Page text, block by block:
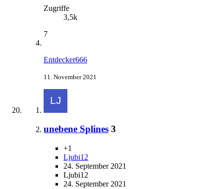
Zugriffe
3,5k
7
Entdecker666
11. November 2021
unebene Splines 3
+1
Ljubi12
24. September 2021
Ljubi12
24. September 2021